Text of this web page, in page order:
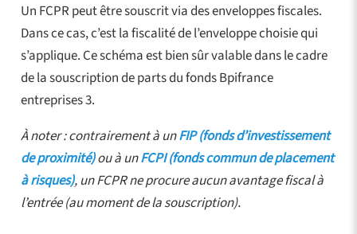
Un FCPR peut être souscrit via des enveloppes fiscales.
Dans ce cas, c’est la fiscalité de l’enveloppe choisie qui
s’applique. Ce schéma est bien sûr valable dans le cadre
de la souscription de parts du fonds Bpifrance
entreprises 3.
À noter : contrairement à unFIP (fonds d’investissement
de proximité)ou à unFCPI (fonds commun de placement
à risques), un FCPR ne procure aucun avantage fiscal à
l’entrée (au moment de la souscription).